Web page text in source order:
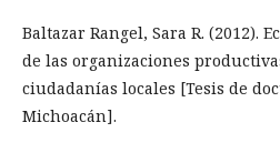
Baltazar Rangel, Sara R. (2012).
de las organizaciones
ciudadanías locales [Tesis de
Michoacán].